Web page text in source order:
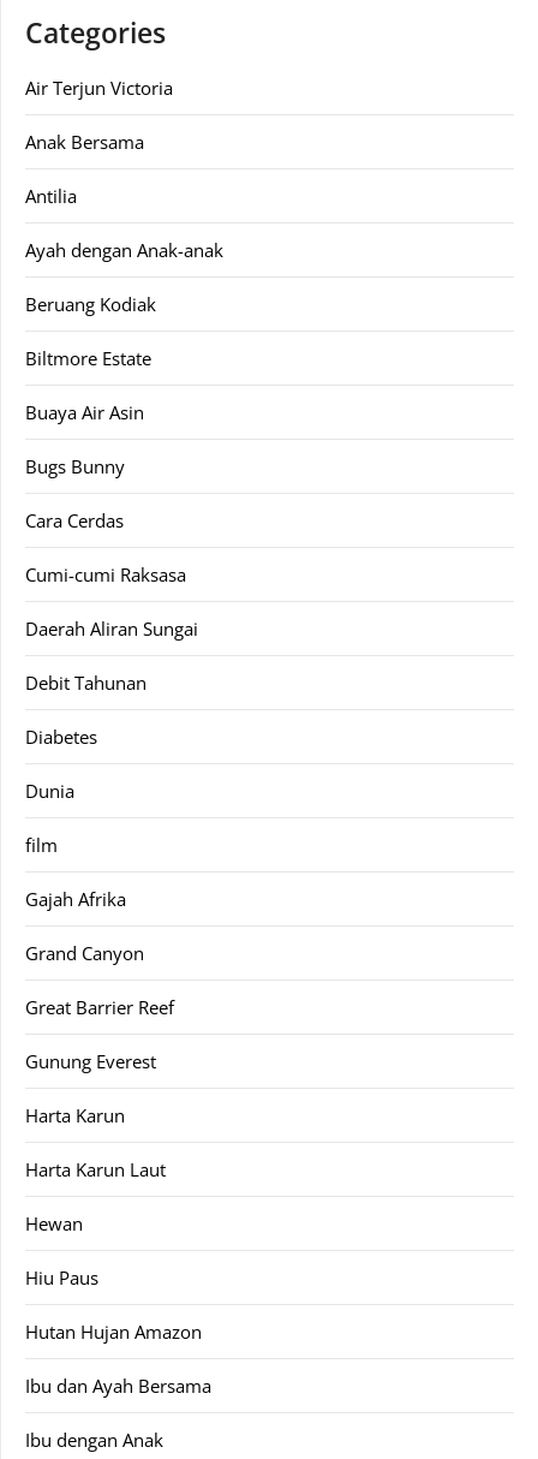
Categories
Air Terjun Victoria
Anak Bersama
Antilia
Ayah dengan Anak-anak
Beruang Kodiak
Biltmore Estate
Buaya Air Asin
Bugs Bunny
Cara Cerdas
Cumi-cumi Raksasa
Daerah Aliran Sungai
Debit Tahunan
Diabetes
Dunia
film
Gajah Afrika
Grand Canyon
Great Barrier Reef
Gunung Everest
Harta Karun
Harta Karun Laut
Hewan
Hiu Paus
Hutan Hujan Amazon
Ibu dan Ayah Bersama
Ibu dengan Anak